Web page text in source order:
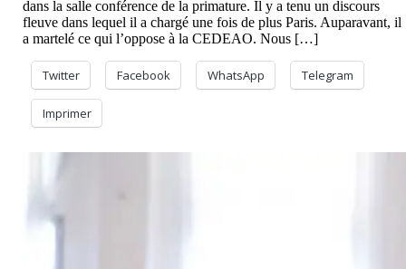
dans la salle conférence de la primature. Il y a tenu un discours
fleuve dans lequel il a chargé une fois de plus Paris. Auparavant, il
a martelé ce qui l’oppose à la CEDEAO. Nous […]
Twitter Facebook WhatsApp Telegram
Imprimer